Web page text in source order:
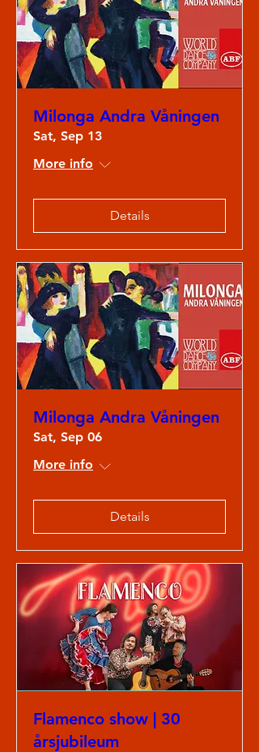
Milonga Andra Våningen
Sat, Sep 13
More info
Details
Milonga Andra Våningen
Sat, Sep 06
More info
Details
Flamenco show | 30
årsjubileum